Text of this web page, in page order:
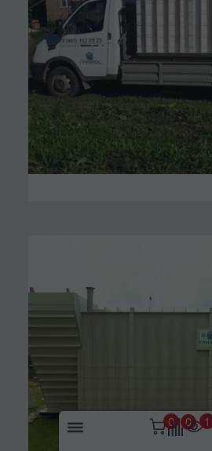
0 0 1